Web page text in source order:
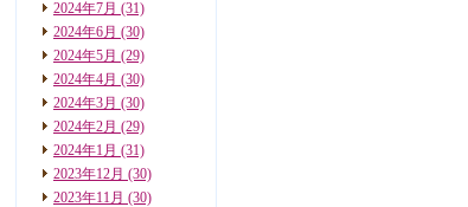
2024年7月 (31)
2024年6月 (30)
2024年5月 (29)
2024年4月 (30)
2024年3月 (30)
2024年2月 (29)
2024年1月 (31)
2023年12月 (30)
2023年11月 (30)